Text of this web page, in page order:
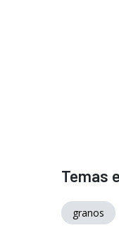
Temas
granos